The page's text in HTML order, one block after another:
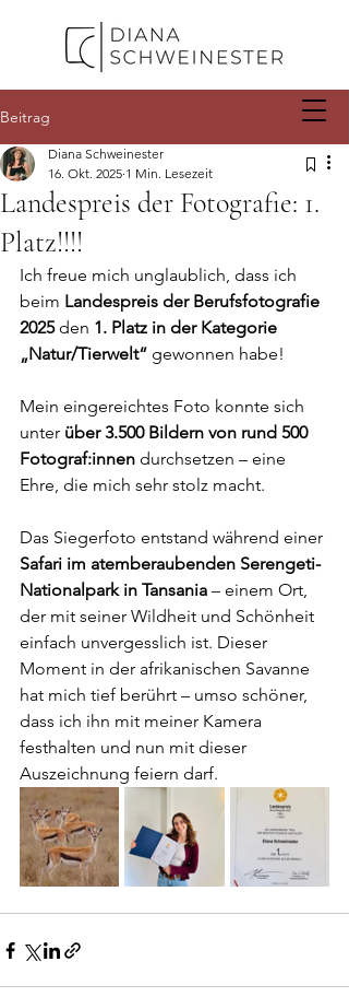
Beitrag
Landespreis der Fotografie: 1.
Platz!!!!
Diana Schweinester
16. Okt. 2025 1 Min. Lesezeit
Ich freue mich unglaublich, dass ich
beim Landespreis der Berufsfotografie
2025 den 1. Platz in der Kategorie
„Natur/Tierwelt“ gewonnen habe!
Mein eingereichtes Foto konnte sich
unter über 3.500 Bildern von rund 500
Fotograf:innen durchsetzen – eine
Ehre, die mich sehr stolz macht.
Das Siegerfoto entstand während einer
Safari im atemberaubenden Serengeti-
Nationalpark in Tansania – einem Ort,
der mit seiner Wildheit und Schönheit
einfach unvergesslich ist. Dieser
Moment in der afrikanischen Savanne
hat mich tief berührt – umso schöner,
dass ich ihn mit meiner Kamera
festhalten und nun mit dieser
Auszeichnung feiern darf.